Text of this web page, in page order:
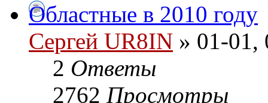
Областные в 2010 году
Сергей UR8IN » 01-01,
2 Ответы
2762 Просмотры